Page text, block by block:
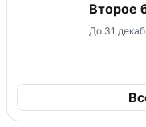
Второе
До 31